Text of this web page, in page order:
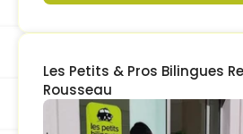
Les Petits & Pros Bilingues
Rousseau